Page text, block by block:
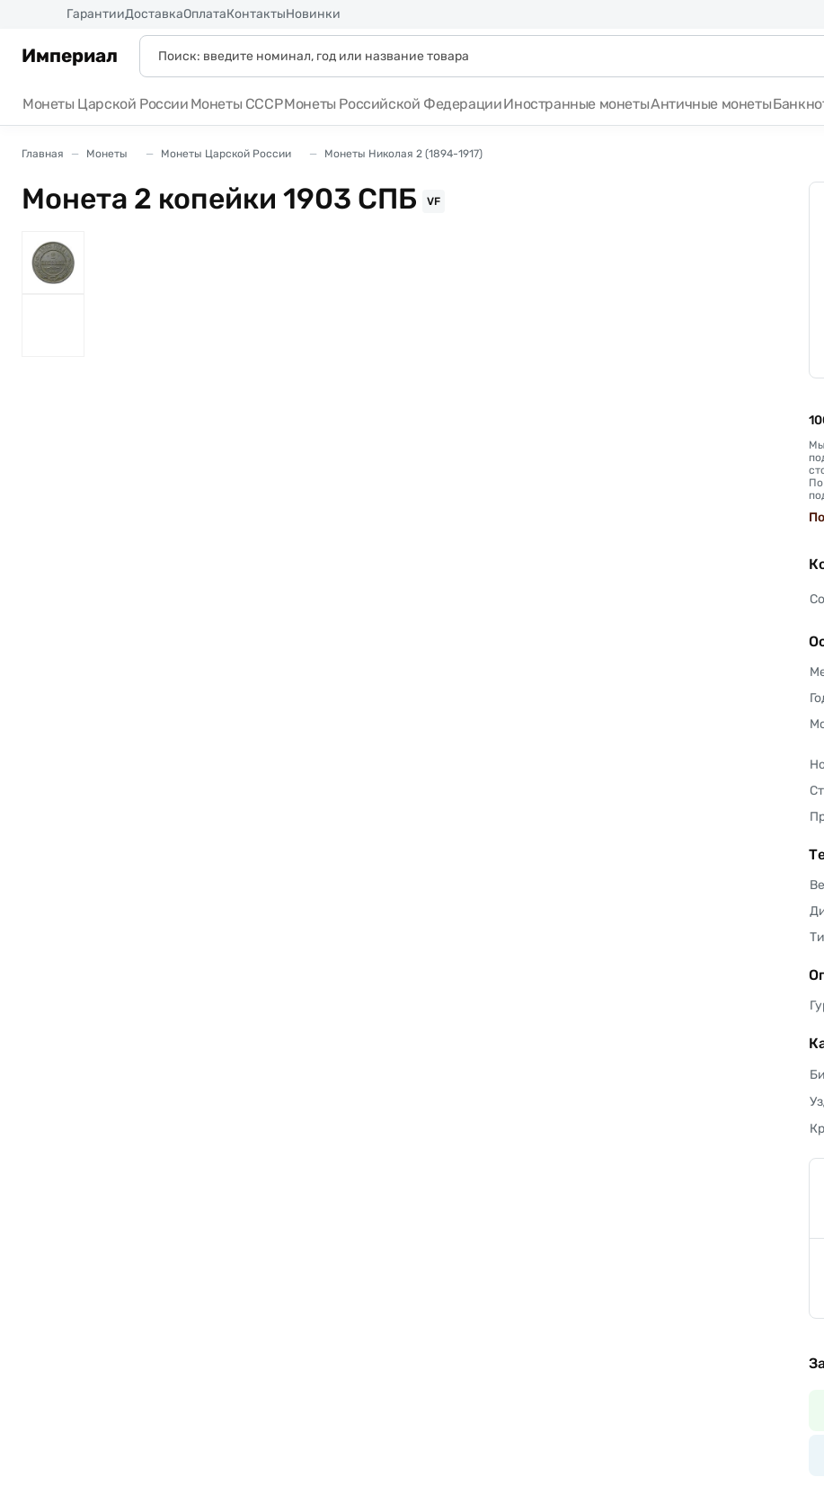
ГарантииДоставкаОплатаКонтактыНовинки
Империал
Монеты Царской России Монеты СССРМонеты Российской ФедерацииИностранные монетыАнтичные монеты
Главная Монеты Монеты Царской России Монеты Николая 2 (1894-1917)
Монета 2 копейки 1903 СПБ VF